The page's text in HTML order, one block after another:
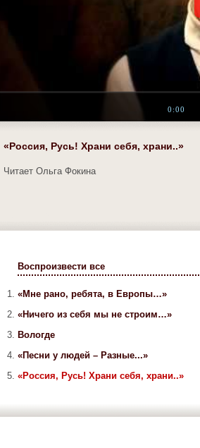
0:00
«Россия, Русь! Храни себя, храни..»
Читает Ольга Фокина
Воспроизвести все
1.
«Мне рано, ребята, в Европы…»
2. «Ничего из себя мы не строим…»
3. Вологде
4. «Песни у людей – Разные...»
5. «Россия, Русь! Храни себя, храни..»